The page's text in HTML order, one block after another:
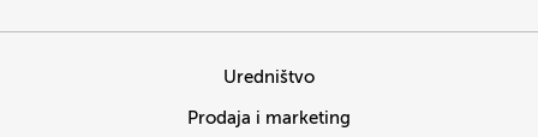
Uredništvo
Prodaja i marketing